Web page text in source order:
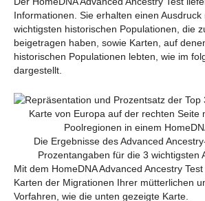
Informationen. Sie erhalten einen Ausdruck
wichtigsten historischen Populationen, die
beigetragen haben, sowie Karten, auf
historischen Populationen lebten, wie im
dargestellt.
Die Ergebnisse des Advanced
Prozentangaben für die 3 wichtigsten
Mit dem HomeDNA Advanced Ancestry
Karten der Migrationen Ihrer mütterlichen
Vorfahren, wie die unten gezeigte Karte.